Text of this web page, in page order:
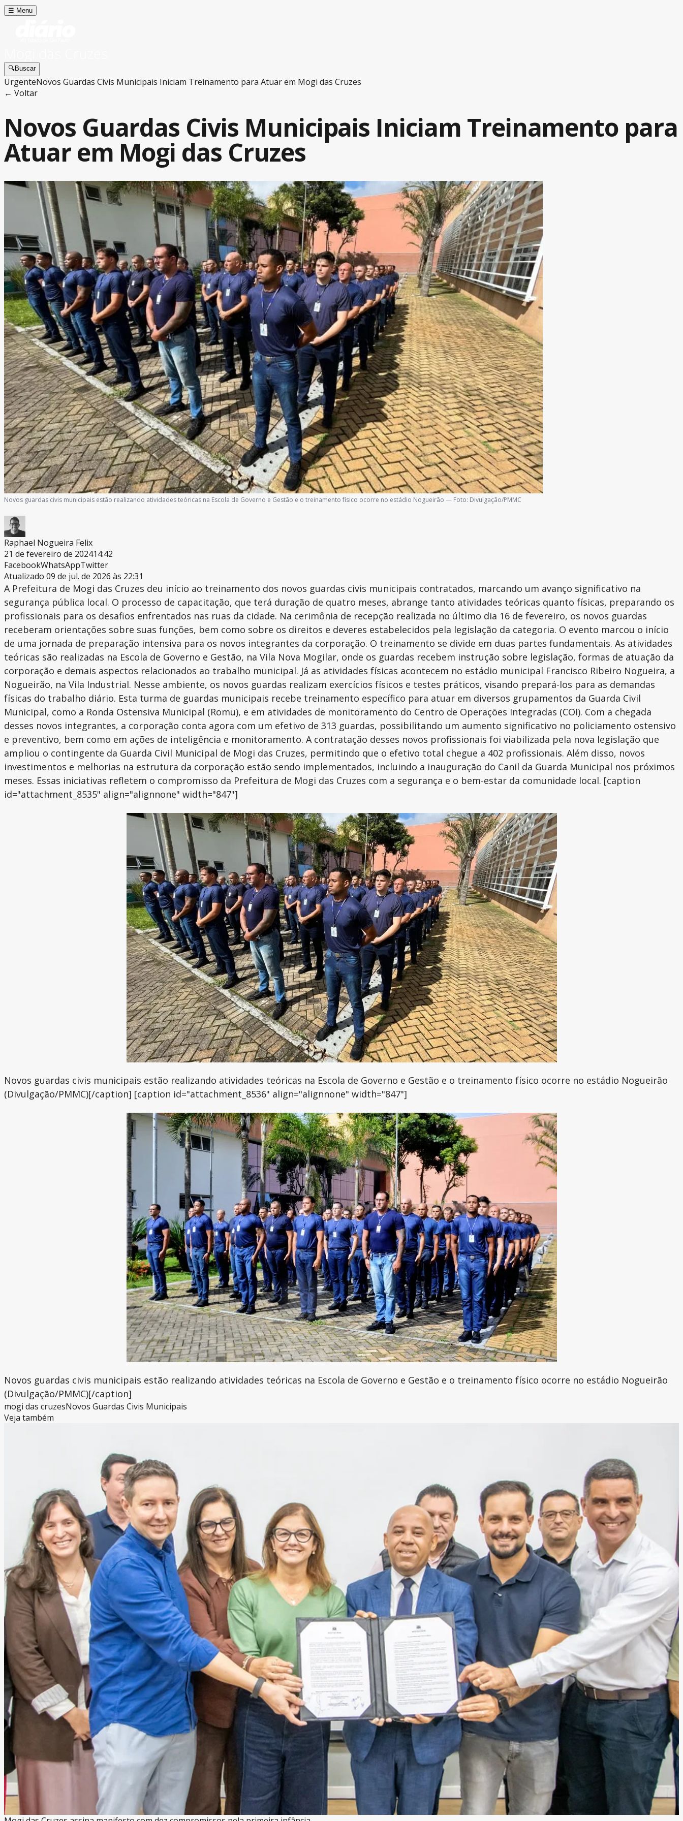
☰ Menu
🔍Buscar
UrgenteNovos Guardas Civis Municipais Iniciam Treinamento para Atuar em Mogi das Cruzes
← Voltar
Novos Guardas Civis Municipais Iniciam Treinamento para
Atuar em Mogi das Cruzes
Novos guardas civis municipais estão realizando atividades teóricas na Escola de Governo e Gestão e o treinamento físico ocorre no estádio Nogueirão — Foto: Divulgação/PMMC
Raphael Nogueira Felix
21 de fevereiro de 202414:42
FacebookWhatsAppTwitter
Atualizado 09 de jul. de 2026 às 22:31
A Prefeitura de Mogi das Cruzes deu início ao treinamento dos novos guardas civis municipais contratados, marcando um avanço significativo na
segurança pública local. O processo de capacitação, que terá duração de quatro meses, abrange tanto atividades teóricas quanto físicas, preparando os
profissionais para os desafios enfrentados nas ruas da cidade. Na cerimônia de recepção realizada no último dia 16 de fevereiro, os novos guardas
receberam orientações sobre suas funções, bem como sobre os direitos e deveres estabelecidos pela legislação da categoria. O evento marcou o início
de uma jornada de preparação intensiva para os novos integrantes da corporação. O treinamento se divide em duas partes fundamentais. As atividades
teóricas são realizadas na Escola de Governo e Gestão, na Vila Nova Mogilar, onde os guardas recebem instrução sobre legislação, formas de atuação da
corporação e demais aspectos relacionados ao trabalho municipal. Já as atividades físicas acontecem no estádio municipal Francisco Ribeiro Nogueira, a
Nogueirão, na Vila Industrial. Nesse ambiente, os novos guardas realizam exercícios físicos e testes práticos, visando prepará-los para as demandas
físicas do trabalho diário. Esta turma de guardas municipais recebe treinamento específico para atuar em diversos grupamentos da Guarda Civil
Municipal, como a Ronda Ostensiva Municipal (Romu), e em atividades de monitoramento do Centro de Operações Integradas (COI). Com a chegada
desses novos integrantes, a corporação conta agora com um efetivo de 313 guardas, possibilitando um aumento significativo no policiamento ostensivo
e preventivo, bem como em ações de inteligência e monitoramento. A contratação desses novos profissionais foi viabilizada pela nova legislação que
ampliou o contingente da Guarda Civil Municipal de Mogi das Cruzes, permitindo que o efetivo total chegue a 402 profissionais. Além disso, novos
investimentos e melhorias na estrutura da corporação estão sendo implementados, incluindo a inauguração do Canil da Guarda Municipal nos próximos
meses. Essas iniciativas refletem o compromisso da Prefeitura de Mogi das Cruzes com a segurança e o bem-estar da comunidade local. [caption
id="attachment_8535" align="alignnone" width="847"]
Novos guardas civis municipais estão realizando atividades teóricas na Escola de Governo e Gestão e o treinamento físico ocorre no estádio Nogueirão
(Divulgação/PMMC)[/caption] [caption id="attachment_8536" align="alignnone" width="847"]
Novos guardas civis municipais estão realizando atividades teóricas na Escola de Governo e Gestão e o treinamento físico ocorre no estádio Nogueirão
(Divulgação/PMMC)[/caption]
mogi das cruzesNovos Guardas Civis Municipais
Veja também